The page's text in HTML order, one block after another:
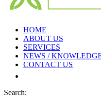
HOME
ABOUT US
SERVICES
NEWS /
CONTACT US
Search: